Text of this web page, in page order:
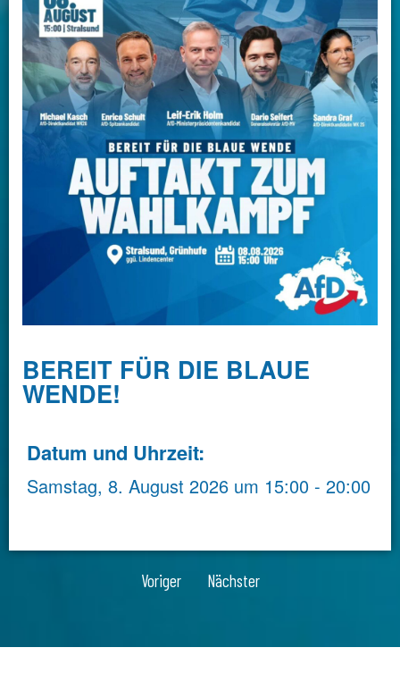
BEREIT FÜR DIE BLAUE
WENDE!
Datum und Uhrzeit:
Samstag, 8. August 2026 um 15:00 - 20:00
Voriger Nächster